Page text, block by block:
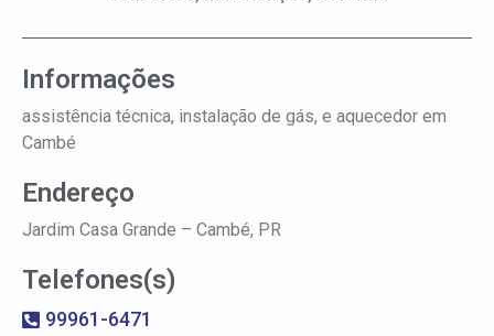
Informações
assistência técnica, instalação de gás, e aquecedor em
Cambé
Endereço
Jardim Casa Grande – Cambé, PR
Telefones(s)
99961-6471